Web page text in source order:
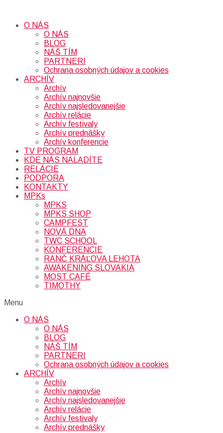
O NÁS
O NÁS
BLOG
NÁŠ TÍM
PARTNERI
Ochrana osobných údajov a cookies
ARCHÍV
Archív
Archív najnovšie
Archív najsledovanejšie
Archív relácie
Archív festivaly
Archív prednášky
Archív konferencie
TV PROGRAM
KDE NÁS NALADÍTE
RELÁCIE
PODPORA
KONTAKTY
MPKs
MPKS
MPKS SHOP
CAMPFEST
NOVÁ DNA
TWC SCHOOL
KONFERENCIE
RANČ KRÁĽOVA LEHOTA
AWAKENING SLOVAKIA
MOST CAFÉ
TIMOTHY
Menu
O NÁS
O NÁS
BLOG
NÁŠ TÍM
PARTNERI
Ochrana osobných údajov a cookies
ARCHÍV
Archív
Archív najnovšie
Archív najsledovanejšie
Archív relácie
Archív festivaly
Archív prednášky